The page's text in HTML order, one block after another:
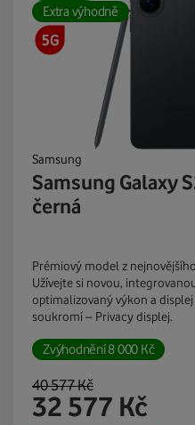
Extra výhodně
Samsung
Samsung Galaxy
černá
Prémiový model z
Užívejte si novou,
optimalizovaný výkon a
soukromí – Privacy displej.
Zvýhodnění8 000 Kč
40 577Kč
32 577 Kč